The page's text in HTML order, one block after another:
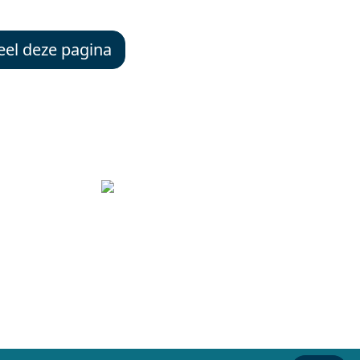
deze pagina